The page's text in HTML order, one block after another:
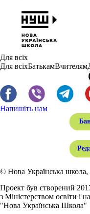
Для всіх
Для всіхБатькамВчителям
Напишіть нам
© Нова Українська школа,
Проект був створений
з Міністерством освіти і
"Нова Українська Школа"